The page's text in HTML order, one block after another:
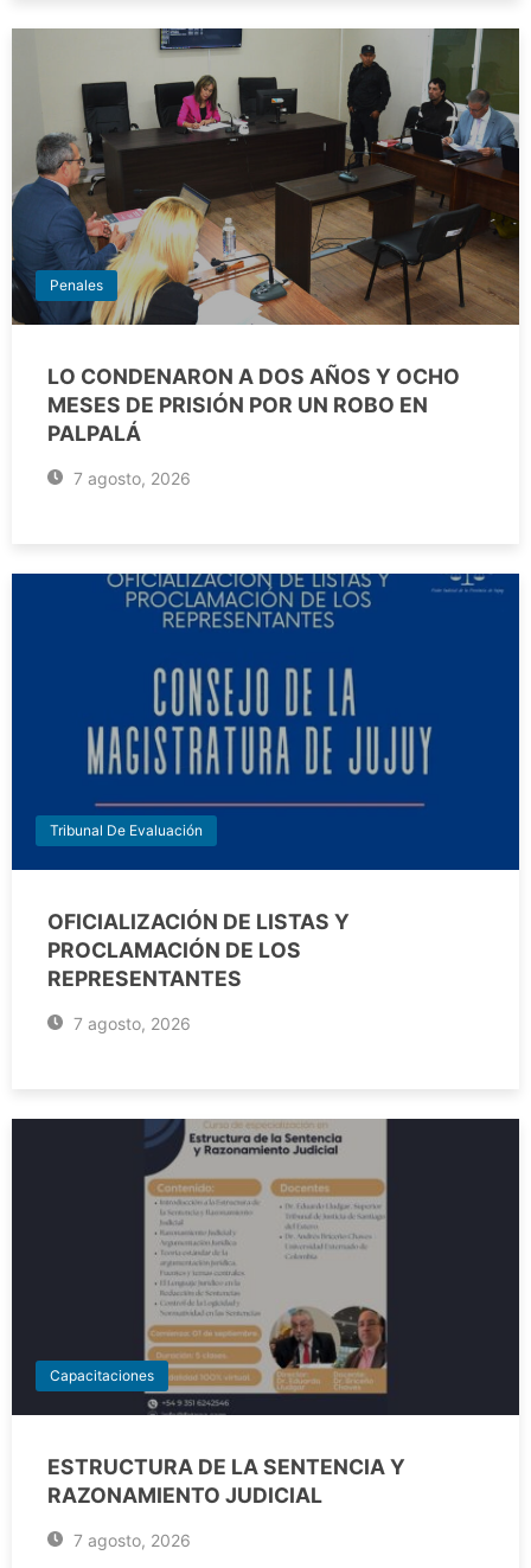
Penales
LO CONDENARON A DOS AÑOS Y OCHO
MESES DE PRISIÓN POR UN ROBO EN
PALPALÁ
7 agosto, 2026
Tribunal De Evaluación
OFICIALIZACIÓN DE LISTAS Y
PROCLAMACIÓN DE LOS
REPRESENTANTES
7 agosto, 2026
Capacitaciones
ESTRUCTURA DE LA SENTENCIA Y
RAZONAMIENTO JUDICIAL
7 agosto, 2026